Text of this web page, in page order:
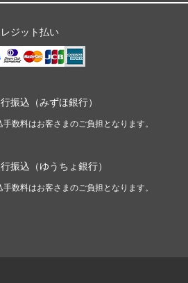
レジット払い
行振込（みずほ銀行）
手数料はお客さまのご負担となります。
行振込（ゆうちょ銀行）
手数料はお客さまのご負担となります。